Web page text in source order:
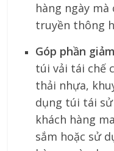
hàng ngày
truyền thông
Góp phần
túi vải tái chế
thải nhựa,
dụng túi tái
khách hàng
sắm hoặc sử